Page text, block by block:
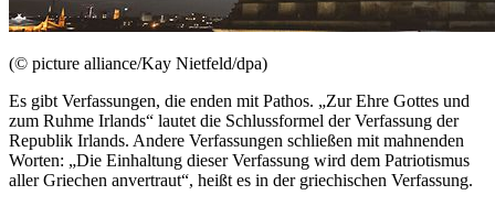
(© picture alliance/Kay Nietfeld/dpa)
Es gibt Verfassungen, die enden mit Pathos. „Zur Ehre Gottes und
zum Ruhme Irlands“ lautet die Schlussformel der Verfassung der
Republik Irlands. Andere Verfassungen schließen mit mahnenden
Worten: „Die Einhaltung dieser Verfassung wird dem Patriotismus
aller Griechen anvertraut“, heißt es in der griechischen Verfassung.